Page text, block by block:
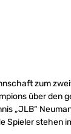
zum
über den
„JLB“
Spieler stehen